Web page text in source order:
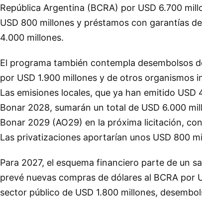
República Argentina (BCRA) por USD 6.700
USD 800 millones y préstamos con garantías
4.000 millones.
El programa también contempla desembolsos
por USD 1.900 millones y de otros organismos
Las emisiones locales, que ya han emitido
Bonar 2028, sumarán un total de USD 6.000
Bonar 2029 (AO29) en la próxima licitación,
Las privatizaciones aportarían unos USD 800
Para 2027, el esquema financiero parte de un
prevé nuevas compras de dólares al BCRA por
sector público de USD 1.800 millones,